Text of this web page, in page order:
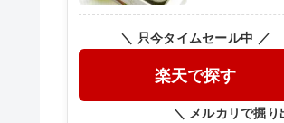
＼ 只今タイムセール中 ／
楽天で探す
＼ メルカリで掘り